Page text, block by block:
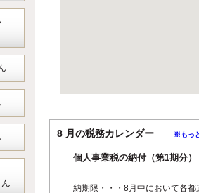
8 月の税務カレンダー ※もっ
個人事業税の納付（第1期分）
納期限・・・8月中において各都